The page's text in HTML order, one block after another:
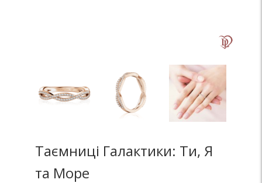
Таємниці Галактики: Ти, Я
та Море